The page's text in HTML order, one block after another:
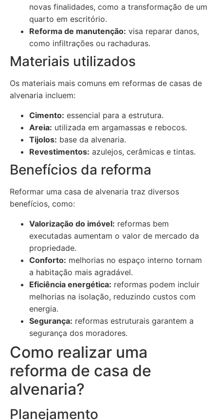
novas finalidades, como a transformação de um
quarto em escritório.
Reforma de manutenção: visa reparar danos,
como infiltrações ou rachaduras.
Materiais utilizados
Os materiais mais comuns em reformas de casas de
alvenaria incluem:
Cimento: essencial para a estrutura.
Areia: utilizada em argamassas e rebocos.
Tijolos: base da alvenaria.
Revestimentos: azulejos, cerâmicas e tintas.
Benefícios da reforma
Reformar uma casa de alvenaria traz diversos
benefícios, como:
Valorização do imóvel: reformas bem
executadas aumentam o valor de mercado da
propriedade.
Conforto: melhorias no espaço interno tornam
a habitação mais agradável.
Eficiência energética: reformas podem incluir
melhorias na isolação, reduzindo custos com
energia.
Segurança: reformas estruturais garantem a
segurança dos moradores.
Como realizar uma
reforma de casa de
alvenaria?
Planejamento